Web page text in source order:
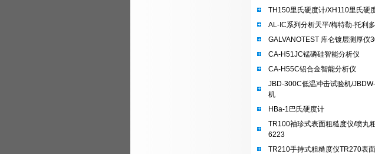
TH150里氏硬度计/XH110里氏硬
AL-IC系列分析天平/梅特勒-托利
GALVANOTEST 库仑镀层测厚仪
CA-H51JC锰磷硅智能分析仪
CA-H55C铝合金智能分析仪
JBD-300C低温冲击试验机/
机
HBa-1巴氏硬度计
TR100袖珍式表面粗糙度仪/喷丸
6223
TR210手持式粗糙度仪TR270表